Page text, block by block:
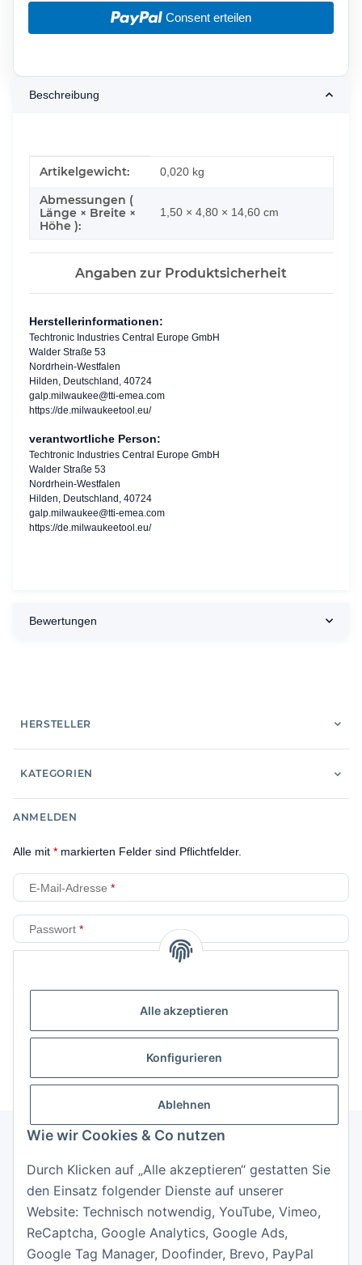
Alle akzeptieren
Konfigurieren
Ablehnen
Wie wir Cookies & Co nutzen
Durch Klicken auf „Alle akzeptieren“ gestatten Sie
den Einsatz folgender Dienste auf unserer
Website: Technisch notwendig, YouTube, Vimeo,
ReCaptcha, Google Analytics, Google Ads,
Google Tag Manager, Doofinder, Brevo, PayPal
Consent erteilen
Beschreibung
Produkteigenschaft
Wert
Artikelgewicht: 0,020 kg
Abmessungen (
Länge × Breite ×
Höhe ):
1,50 × 4,80 × 14,60 cm
Angaben zur Produktsicherheit
Herstellerinformationen:
Techtronic Industries Central Europe GmbH
Walder Straße 53
Nordrhein-Westfalen
Hilden, Deutschland, 40724
galp.milwaukee@tti-emea.com
https://de.milwaukeetool.eu/
verantwortliche Person:
Techtronic Industries Central Europe GmbH
Walder Straße 53
Nordrhein-Westfalen
Hilden, Deutschland, 40724
galp.milwaukee@tti-emea.com
https://de.milwaukeetool.eu/
Bewertungen
HERSTELLER
KATEGORIEN
ANMELDEN
Alle mit * markierten Felder sind Pflichtfelder.
E-Mail-Adresse
Passwort
Neu hier? Jetzt registrieren!
Informationen
Gesetzliche Informationen